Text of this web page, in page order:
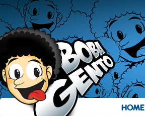
HOME